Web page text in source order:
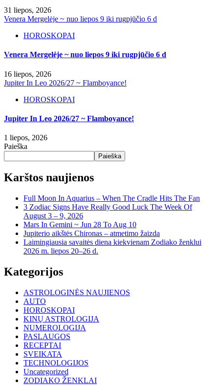
31 liepos, 2026
Venera Mergelėje ~ nuo liepos 9 iki rugpjūčio 6 d
HOROSKOPAI
Venera Mergelėje ~ nuo liepos 9 iki rugpjūčio 6 d
16 liepos, 2026
Jupiter In Leo 2026/27 ~ Flamboyance!
HOROSKOPAI
Jupiter In Leo 2026/27 ~ Flamboyance!
1 liepos, 2026
Paieška
Paieška
Karštos naujienos
Full Moon In Aquarius – When The Cradle Hits The Fan
3 Zodiac Signs Have Really Good Luck The Week Of
August 3 – 9, 2026
Mars In Gemini ~ Jun 28 To Aug 10
Jupiterio aikštės Chironas – atmetimo žaizda
Laimingiausia savaitės diena kiekvienam Zodiako ženklui
2026 m. liepos 20–26 d.
Kategorijos
ASTROLOGINĖS NAUJIENOS
AUTO
HOROSKOPAI
KINŲ ASTROLOGIJA
NUMEROLOGIJA
PASLAUGOS
RECEPTAI
SVEIKATA
TECHNOLOGIJOS
Uncategorized
ZODIAKO ŽENKLAI